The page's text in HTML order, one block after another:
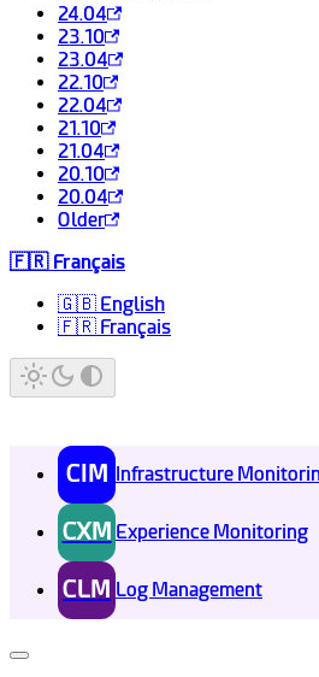
24.04
23.10
23.04
22.10
22.04
21.10
21.04
20.10
20.04
Older
🇫🇷 Français
🇬🇧 English
🇫🇷 Français
CIM Infrastructure
CXM Experience Monitoring
CLM Log Management